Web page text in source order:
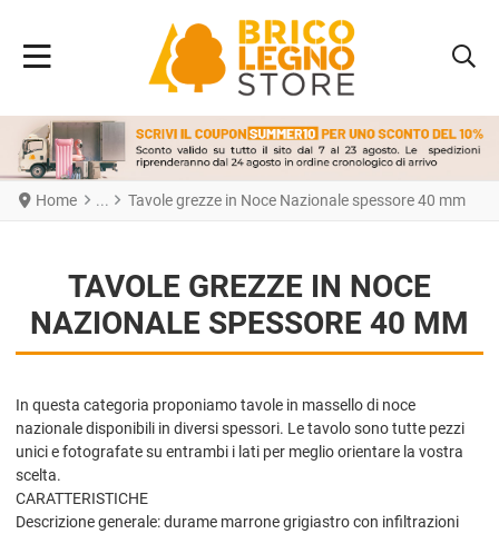
Home Tavole grezze in Noce Nazionale spessore 40 mm
TAVOLE GREZZE IN NOCE
NAZIONALE SPESSORE 40 MM
In questa categoria proponiamo tavole in massello di noce
nazionale disponibili in diversi spessori. Le tavolo sono tutte pezzi
unici e fotografate su entrambi i lati per meglio orientare la vostra
scelta.
CARATTERISTICHE
Descrizione generale: durame marrone grigiastro con infiltrazioni